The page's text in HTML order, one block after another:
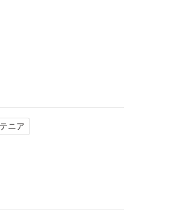
はおっしゃって下さい。
aroma-
ニア